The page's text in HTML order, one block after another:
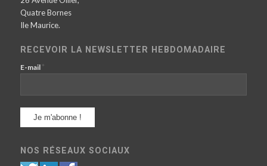
Quatre Bornes
Ile Maurice.
RECEVOIR LA NEWSLETTER HEBDOMADAIRE
E-mail *
NOS RÉSEAUX SOCIAUX